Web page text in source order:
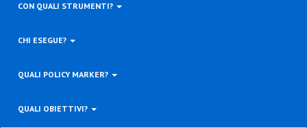
CON QUALI STRUMENTI?
CHI ESEGUE?
QUALI POLICY MARKER?
QUALI OBIETTIVI?